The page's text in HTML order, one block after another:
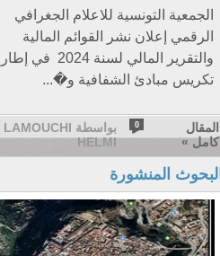
الجمعية التونسية للاعلام الجغرافي
الرقمي إعلان نشر القوائم المالية
والتقرير المالي لسنة 2024 في إطار
تكريس مبادئ الشفافية و�...
بواسطة LAMOUCHI
HELMI
0
المقال
كامل »
البحوث المنشورة